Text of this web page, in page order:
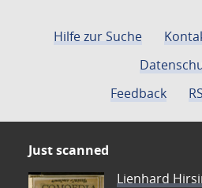
Hilfe zur Suche
Feedback
Just scanned
Lienhard